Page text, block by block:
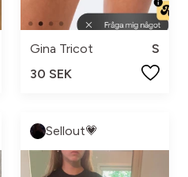
Gina Tricot
S
30 SEK
Sellout💗